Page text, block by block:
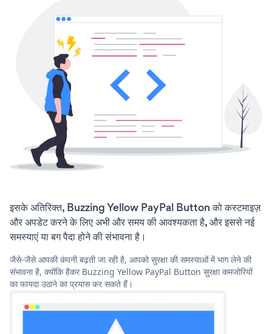
इसके अतिरिक्त, Buzzing Yellow PayPal Button को कस्टमाइज़
और अपडेट करने के लिए अभी और समय की आवश्यकता है, और इससे नई
समस्याएं या बग पैदा होने की संभावना है।
जैसे-जैसे आपकी कंपनी बढ़ती जा रही है, आपको सुरक्षा की समस्याओं में भाग लेने की
संभावना है, क्योंकि हैकर Buzzing Yellow PayPal Button सुरक्षा कमजोरियों
का फायदा उठाने का प्रयास कर सकते हैं।